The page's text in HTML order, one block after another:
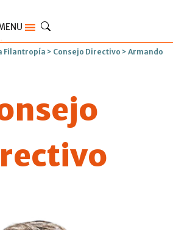
Filantropía > Consejo Directivo > Armando